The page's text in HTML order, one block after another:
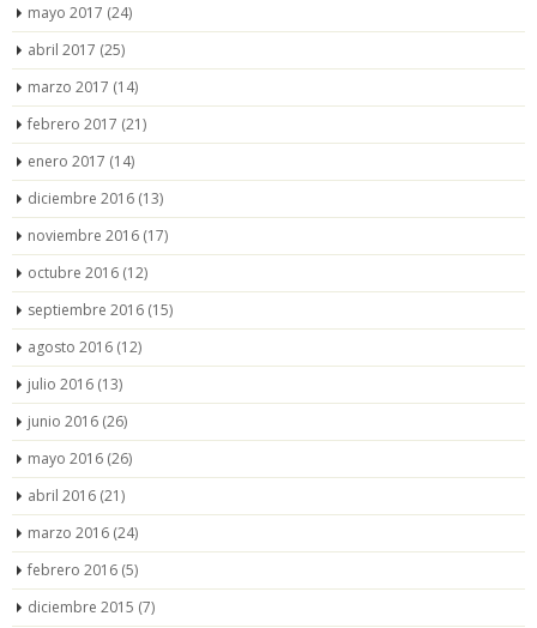
mayo 2017 (24)
abril 2017 (25)
marzo 2017 (14)
febrero 2017 (21)
enero 2017 (14)
diciembre 2016 (13)
noviembre 2016 (17)
octubre 2016 (12)
septiembre 2016 (15)
agosto 2016 (12)
julio 2016 (13)
junio 2016 (26)
mayo 2016 (26)
abril 2016 (21)
marzo 2016 (24)
febrero 2016 (5)
diciembre 2015 (7)